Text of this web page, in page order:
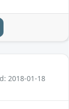
2018-01-18